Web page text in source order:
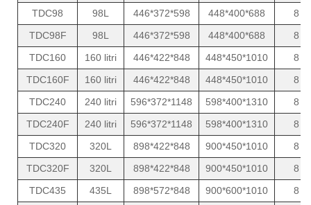
TDC98
98L 446*372*598 448*400*688
8
TDC98F
98L 446*372*598 448*400*688
8
TDC160
160 litri 446*422*848 448*450*1010
8
TDC160F
160 litri 446*422*848 448*450*1010
8
TDC240
240 litri 596*372*1148 598*400*1310
8
TDC240F
240 litri 596*372*1148 598*400*1310
8
TDC320
320L 898*422*848 900*450*1010
8
TDC320F
320L 898*422*848 900*450*1010
8
TDC435
435L 898*572*848 900*600*1010
8